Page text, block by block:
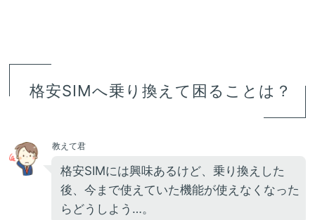
格安SIMへ乗り換えて困ることは？
教えて君
格安SIMには興味あるけど、乗り換えした
後、今まで使えていた機能が使えなくなった
らどうしよう…。